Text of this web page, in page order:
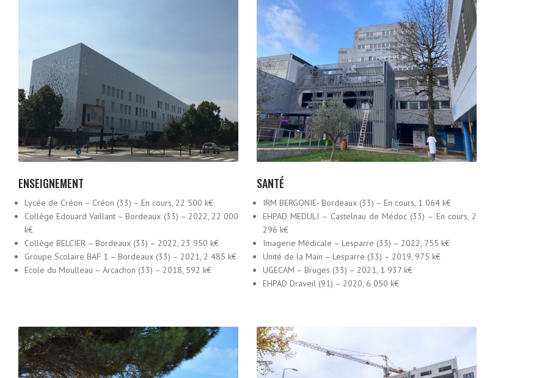
ENSEIGNEMENT
Lycée de Créon – Créon (33) – En cours, 22 500 k€
Collège Edouard Vaillant – Bordeaux (33) – 2022, 22 000
k€
Collège BELCIER – Bordeaux (33) – 2022, 23 950 k€
Groupe Scolaire BAF 1 – Bordeaux (33) – 2021, 2 485 k€
Ecole du Moulleau – Arcachon (33) – 2018, 592 k€
SANTÉ
IRM BERGONIE- Bordeaux (33) – En cours, 1 064 k€
EHPAD MEDULI – Castelnau de Médoc (33) – En cours, 2
296 k€
Imagerie Médicale – Lesparre (33) – 2022, 755 k€
Unité de la Main – Lesparre (33) – 2019, 975 k€
UGECAM – Bruges (33) – 2021, 1 937 k€
EHPAD Draveil (91) – 2020, 6 050 k€